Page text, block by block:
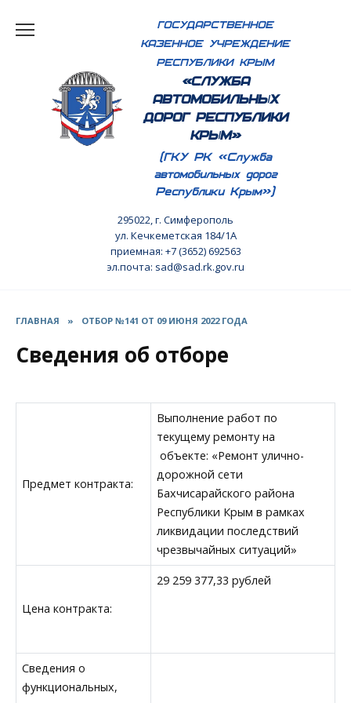
ГОСУДАРСТВЕННОЕ
КАЗЕННОЕ УЧРЕЖДЕНИЕ
РЕСПУБЛИКИ КРЫМ
«СЛУЖБА
АВТОМОБИЛЬНЫХ
ДОРОГ РЕСПУБЛИКИ
КРЫМ»
(ГКУ РК «Служба
автомобильных дорог
Республики Крым»)
295022, г. Симферополь
ул. Кечкеметская 184/1А
приемная: +7 (3652) 692563
эл.почта: sad@sad.rk.gov.ru
ГЛАВНАЯ » ОТБОР №141 ОТ 09 ИЮНЯ 2022 ГОДА
Сведения об отборе
Предмет контракта:
Выполнение работ по
текущему ремонту на
объекте: «Ремонт улично-
дорожной сети
Бахчисарайского района
Республики Крым в рамках
ликвидации последствий
чрезвычайных ситуаций»
Цена контракта:
29 259 377,33 рублей
Сведения о
функциональных,